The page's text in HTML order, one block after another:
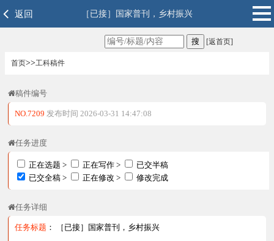
返回 ［已接］国家普刊，乡村振兴
[返首页]
首页>>工科稿件
稿件编号
NO.7209 发布时间 2026-03-31 14:47:08
任务进度
正在选题 > 正在写作 >
已交半稿
已交全稿 >
正在修改 > 修改完成
任务详细
任务标题 ： ［已接］国家普刊，乡村振兴